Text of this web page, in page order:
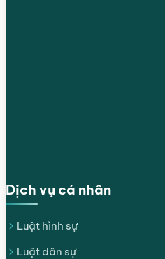
Dịch vụ cá nhân
Luật hình sự
Luật dân sự